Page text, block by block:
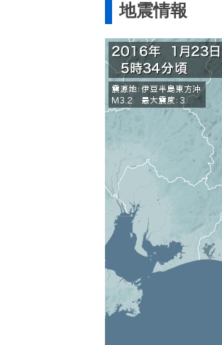
地震情報